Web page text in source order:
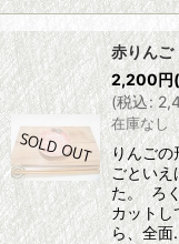
赤りん
2,200円
(税込:
在庫なし
りんごの
ごといえ
た。 ろ
カットし
ら、全